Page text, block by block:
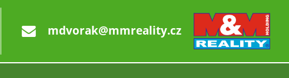
mdvorak@mmreality.cz